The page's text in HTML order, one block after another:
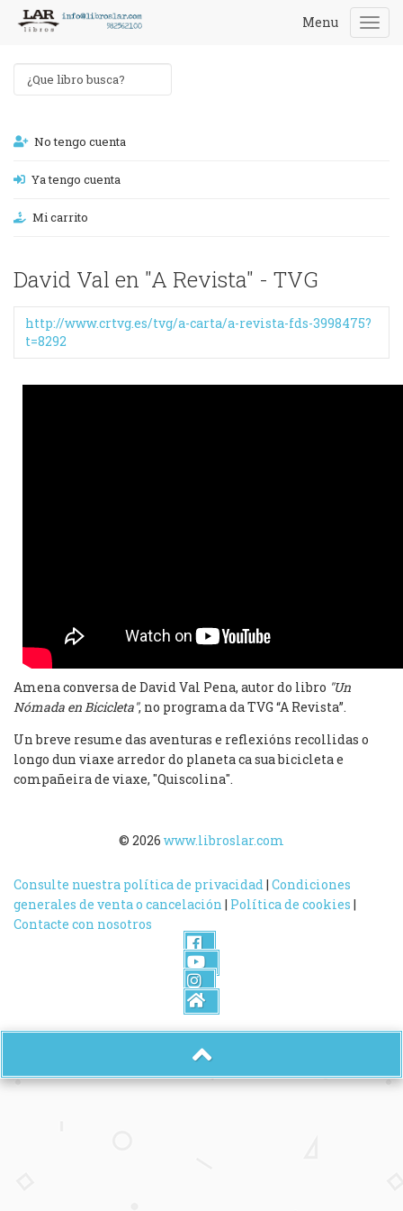
Menu
No tengo cuenta
Ya tengo cuenta
Mi carrito
David Val en "A Revista" - TVG
http://www.crtvg.es/tvg/a-carta/a-revista-fds-3998475?
t=8292
Amena conversa de David Val Pena, autor do libro "Un
Nómada en Bicicleta", no programa da TVG “A Revista”.
Un breve resume das aventuras e reflexións recollidas o
longo dun viaxe arredor do planeta ca sua bicicleta e
compañeira de viaxe, "Quiscolina".
© 2026 www.libroslar.com
Consulte nuestra política de privacidad| Condiciones
generales de venta o cancelación | Política de cookies |
Contacte con nosotros